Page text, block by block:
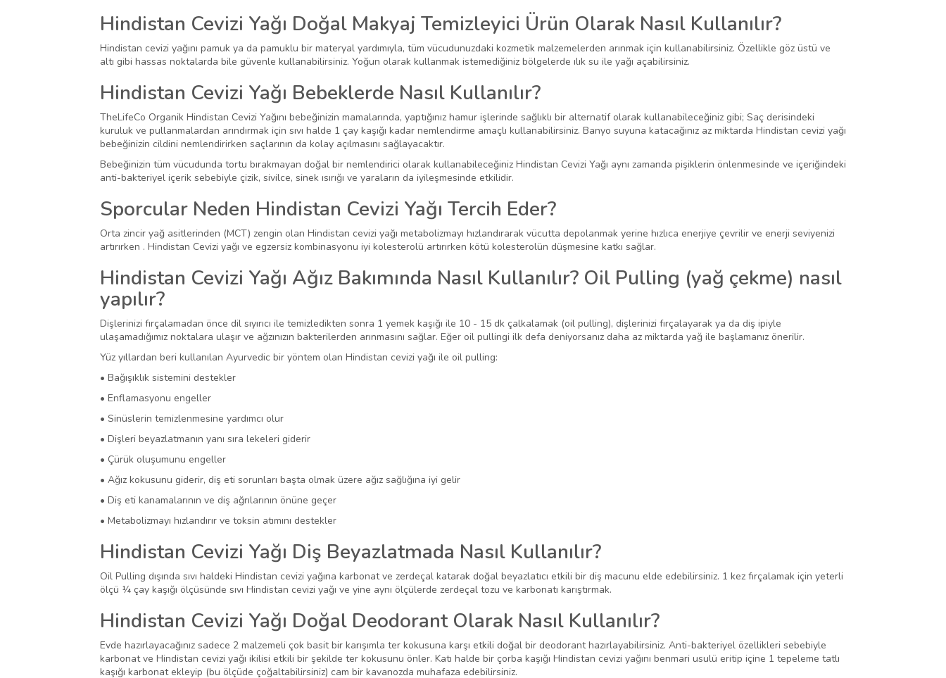
Hindistan Cevizi Yağı Doğal Makyaj Temizleyici Ürün Olarak Nasıl Kullanılır?
Hindistan cevizi yağını pamuk ya da pamuklu bir materyal yardımıyla, tüm vücudunuzdaki kozmetik malzemelerden arınmak için kullanabilirsiniz. Özellikle göz üstü ve
altı gibi hassas noktalarda bile güvenle kullanabilirsiniz. Yoğun olarak kullanmak istemediğiniz bölgelerde ılık su ile yağı açabilirsiniz.
Hindistan Cevizi Yağı Bebeklerde Nasıl Kullanılır?
TheLifeCo Organik Hindistan Cevizi Yağını bebeğinizin mamalarında, yaptığınız hamur işlerinde sağlıklı bir alternatif olarak kullanabileceğiniz gibi; Saç derisindeki
kuruluk ve pullanmalardan arındırmak için sıvı halde 1 çay kaşığı kadar nemlendirme amaçlı kullanabilirsiniz. Banyo suyuna katacağınız az miktarda Hindistan cevizi yağı
bebeğinizin cildini nemlendirirken saçlarının da kolay açılmasını sağlayacaktır.
Bebeğinizin tüm vücudunda tortu bırakmayan doğal bir nemlendirici olarak kullanabileceğiniz Hindistan Cevizi Yağı aynı zamanda pişiklerin önlenmesinde ve içeriğindeki
anti-bakteriyel içerik sebebiyle çizik, sivilce, sinek ısırığı ve yaraların da iyileşmesinde etkilidir.
Sporcular Neden Hindistan Cevizi Yağı Tercih Eder?
Orta zincir yağ asitlerinden (MCT) zengin olan Hindistan cevizi yağı metabolizmayı hızlandırarak vücutta depolanmak yerine hızlıca enerjiye çevrilir ve enerji seviyenizi
artırırken . Hindistan Cevizi yağı ve egzersiz kombinasyonu iyi kolesterolü artırırken kötü kolesterolün düşmesine katkı sağlar.
Hindistan Cevizi Yağı Ağız Bakımında Nasıl Kullanılır? Oil Pulling (yağ çekme) nasıl
yapılır?
Dişlerinizi fırçalamadan önce dil sıyırıcı ile temizledikten sonra 1 yemek kaşığı ile 10 - 15 dk çalkalamak (oil pulling), dişlerinizi fırçalayarak ya da diş ipiyle
ulaşamadığımız noktalara ulaşır ve ağzınızın bakterilerden arınmasını sağlar. Eğer oil pullingi ilk defa deniyorsanız daha az miktarda yağ ile başlamanız önerilir.
Yüz yıllardan beri kullanılan Ayurvedic bir yöntem olan Hindistan cevizi yağı ile oil pulling:
• Bağışıklık sistemini destekler
• Enflamasyonu engeller
• Sinüslerin temizlenmesine yardımcı olur
• Dişleri beyazlatmanın yanı sıra lekeleri giderir
• Çürük oluşumunu engeller
• Ağız kokusunu giderir, diş eti sorunları başta olmak üzere ağız sağlığına iyi gelir
• Diş eti kanamalarının ve diş ağrılarının önüne geçer
• Metabolizmayı hızlandırır ve toksin atımını destekler
Hindistan Cevizi Yağı Diş Beyazlatmada Nasıl Kullanılır?
Oil Pulling dışında sıvı haldeki Hindistan cevizi yağına karbonat ve zerdeçal katarak doğal beyazlatıcı etkili bir diş macunu elde edebilirsiniz. 1 kez fırçalamak için yeterli
ölçü ¼ çay kaşığı ölçüsünde sıvı Hindistan cevizi yağı ve yine aynı ölçülerde zerdeçal tozu ve karbonatı karıştırmak.
Hindistan Cevizi Yağı Doğal Deodorant Olarak Nasıl Kullanılır?
Evde hazırlayacağınız sadece 2 malzemeli çok basit bir karışımla ter kokusuna karşı etkili doğal bir deodorant hazırlayabilirsiniz. Anti-bakteriyel özellikleri sebebiyle
karbonat ve Hindistan cevizi yağı ikilisi etkili bir şekilde ter kokusunu önler. Katı halde bir çorba kaşığı Hindistan cevizi yağını benmari usulü eritip içine 1 tepeleme tatlı
kaşığı karbonat ekleyip (bu ölçüde çoğaltabilirsiniz) cam bir kavanozda muhafaza edebilirsiniz.